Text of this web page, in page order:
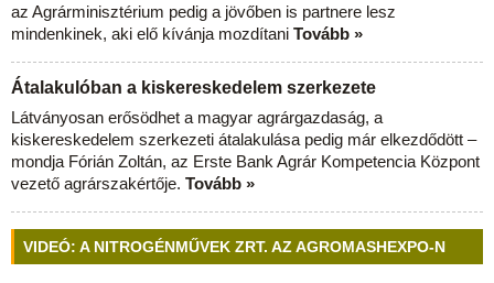
az Agrárminisztérium pedig a jövőben is partnere lesz
mindenkinek, aki elő kívánja mozdítani Tovább »
Átalakulóban a kiskereskedelem szerkezete
Látványosan erősödhet a magyar agrárgazdaság, a
kiskereskedelem szerkezeti átalakulása pedig már elkezdődött –
mondja Fórián Zoltán, az Erste Bank Agrár Kompetencia Központ
vezető agrárszakértője. Tovább »
VIDEÓ: A NITROGÉNMŰVEK ZRT. AZ AGROMASHEXPO-N